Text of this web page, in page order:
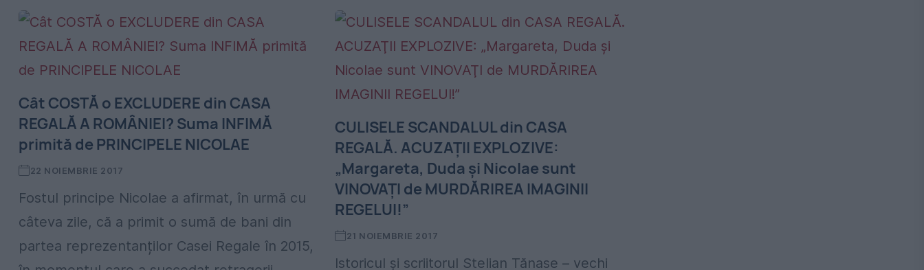
Cât COSTĂ o EXCLUDERE din CASA
REGALĂ A ROMÂNIEI? Suma INFIMĂ
primită de PRINCIPELE NICOLAE
22 NOIEMBRIE 2017
Fostul principe Nicolae a afirmat, în urmă cu
câteva zile, că a primit o sumă de bani din
partea reprezentanților Casei Regale în 2015,
CULISELE SCANDALUL din CASA
REGALĂ. ACUZAŢII EXPLOZIVE:
„Margareta, Duda şi Nicolae sunt
VINOVAŢI de MURDĂRIREA IMAGINII
REGELUI!”
21 NOIEMBRIE 2017
Istoricul şi scriitorul Stelian Tănase – vechi